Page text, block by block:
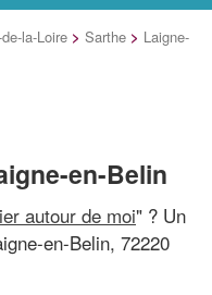
la-Loire > Sarthe > Laigne-
en-Belin
autour de moi" ? Un
en-Belin, 72220